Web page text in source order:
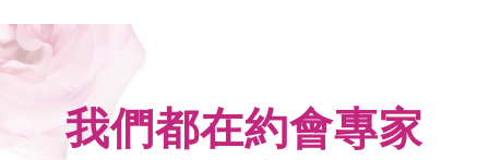
我們都在約會專家